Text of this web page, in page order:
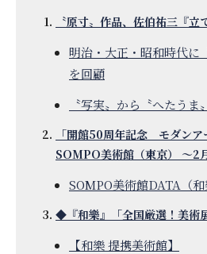
〝原寸〟作品、佐伯祐三『
明治・大正・昭和時代に
を回顧
〝写実〟から〝へたうま
「開館50周年記念 モダンア
SOMPO美術館（東京） ～2
SOMPO美術館DATA（和
◆『和樂』「全国厳選！美術
【和樂 提携美術館】